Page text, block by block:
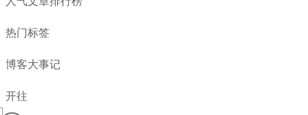
热门标签
博客大事记
开往